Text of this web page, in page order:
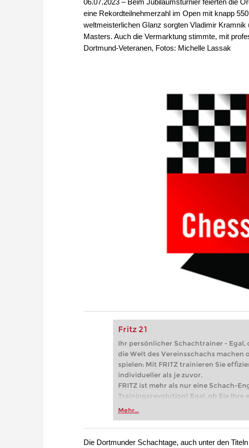
eine Rekordteilnehmerzahl im Open mit knapp
weltmeisterlichen Glanz sorgten Vladimir
Masters. Auch die Vermarktung stimmte, mit
Dortmund-Veteranen, Fotos: Michelle Lassak
Fritz 21
Ihr persönlicher Schachtrainer - Egal,
die Welt des Vereinsschachs machen
spielen: Mit FRITZ trainieren Sie
individueller als je zuvor.
FRITZ ist mehr als nur eine Schach-
Trainingsrevolution! Egal, ob Sie Ihre
Vereinsschachs machen oder bereits
zuvor.
Mehr...
Die Dortmunder Schachtage, auch unter den